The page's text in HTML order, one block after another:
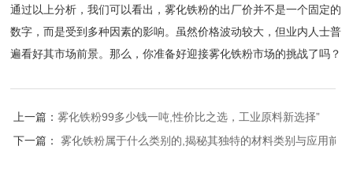
通过以上分析，我们可以看出，雾化铁粉的出厂价并不是一个固定的
数字，而是受到多种因素的影响。虽然价格波动较大，但业内人士普
遍看好其市场前景。那么，你准备好迎接雾化铁粉市场的挑战了吗？
上一篇：雾化铁粉99多少钱一吨,性价比之选，工业原料新选择”
下一篇：雾化铁粉属于什么类别的,揭秘其独特的材料类别与应用前景